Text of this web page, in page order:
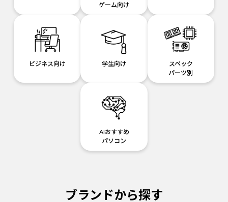
ゲーム向け
ビジネス向け 学生向け
スペック
パーツ別
AIおすすめ
パソコン
ブランドから探す